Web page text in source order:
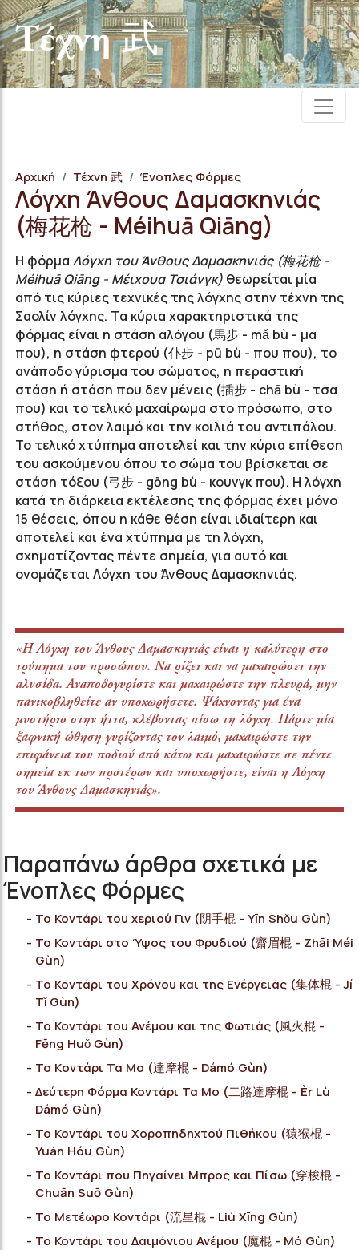
Τέχνη 武
Αρχική Τέχνη 武 Ένοπλες Φόρμες
Λόγχη Άνθους Δαμασκηνιάς
(梅花枪 - Méihuā Qiāng)
Η φόρμα Λόγχη του Άνθους Δαμασκηνιάς (梅花枪 -
Méihuā Qiāng - Μέιχουα Τσιάνγκ) θεωρείται μία
από τις κύριες τεχνικές της λόγχης στην τέχνη της
Σαολίν λόγχης. Τα κύρια χαρακτηριστικά της
φόρμας είναι η στάση αλόγου (馬步 - mǎ bù - μα
που), η στάση φτερού (仆步 - pū bù - που που), το
ανάποδο γύρισμα του σώματος, η περαστική
στάση ή στάση που δεν μένεις (插步 - chā bù - τσα
που) και το τελικό μαχαίρωμα στο πρόσωπο, στο
στήθος, στον λαιμό και την κοιλιά του αντιπάλου.
Το τελικό χτύπημα αποτελεί και την κύρια επίθεση
του ασκούμενου όπου το σώμα του βρίσκεται σε
στάση τόξου (弓步 - gōng bù - κουνγκ που). Η λόγχη
κατά τη διάρκεια εκτέλεσης της φόρμας έχει μόνο
15 θέσεις, όπου η κάθε θέση είναι ιδιαίτερη και
αποτελεί και ένα χτύπημα με τη λόγχη,
σχηματίζοντας πέντε σημεία, για αυτό και
ονομάζεται Λόγχη του Άνθους Δαμασκηνιάς.
«H Λόγχη του Άνθους Δαμασκηνιάς είναι η καλύτερη στο
τρύπημα του προσώπου. Να ρίξει και να μαχαιρώσει την
αλυσίδα. Αναποδογυρίστε και μαχαιρώστε την πλευρά, μην
πανικοβληθείτε αν υποχωρήσετε. Ψάχνοντας για ένα
μυστήριο στην ήττα, κλέβοντας πίσω τη λόγχη. Πάρτε μία
ξαφνική ώθηση γυρίζοντας τον λαιμό, μαχαιρώστε την
επιφάνεια του ποδιού από κάτω και μαχαιρώστε σε πέντε
σημεία εκ των προτέρων και υποχωρήστε, είναι η Λόγχη
του Άνθους Δαμασκηνιάς».
Παραπάνω άρθρα σχετικά με
Ένοπλες Φόρμες
Το Κοντάρι του χεριού Γιν (阴手棍 - Yīn Shǒu Gùn)
Το Κοντάρι στο Ύψος του Φρυδιού (齋眉棍 - Zhāi Méi
Gùn)
Το Κοντάρι του Χρόνου και της Ενέργειας (集体棍 - Jí
Tǐ Gùn)
Το Κοντάρι του Ανέμου και της Φωτιάς (風火棍 -
Fēng Huǒ Gùn)
Το Kοντάρι Τα Μο (達摩棍 - Dámó Gùn)
Δεύτερη Φόρμα Κοντάρι Τα Μο (二路達摩棍 - Èr Lù
Dámó Gùn)
Το Κοντάρι του Χοροπηδηχτού Πιθήκου (猿猴棍 -
Yuán Hóu Gùn)
Το Κοντάρι που Πηγαίνει Μπρος και Πίσω (穿梭棍 -
Chuān Suō Gùn)
Το Μετέωρο Κοντάρι (流星棍 - Liú Xīng Gùn)
Το Κοντάρι του Δαιμόνιου Ανέμου (魔棍 - Mó Gùn)